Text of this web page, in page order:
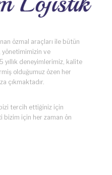
özmal araçları ile bütün
ve
yıllık deneyimlerimiz, kalite
olduğumuz özen her
çıkmaktadır.
tercih ettiğiniz için
bizim için her zaman ön